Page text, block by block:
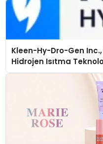
Kleen-Hy-Dro-Gen Inc.,
Hidrojen Isıtma
Düzenleyici Onaylarını